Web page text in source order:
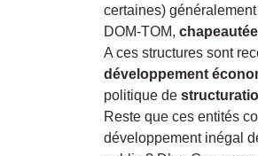
certaines)
DOM-TOM,
A ces structures sont
développement
politique de
Reste que ces entités
développement inégal